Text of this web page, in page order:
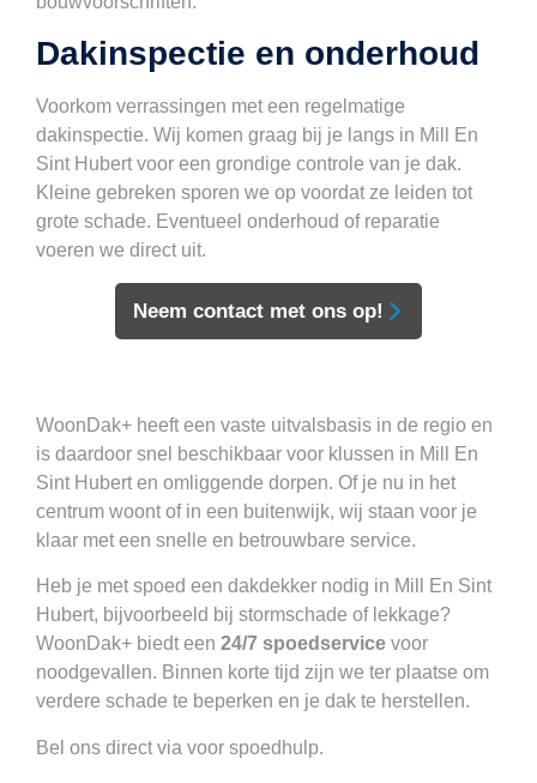
Dakinspectie en onderhoud
Voorkom verrassingen met een regelmatige
dakinspectie. Wij komen graag bij je langs in Mill En
Sint Hubert voor een grondige controle van je dak.
Kleine gebreken sporen we op voordat ze leiden tot
grote schade. Eventueel onderhoud of reparatie
voeren we direct uit.
Neem contact met ons op!
WoonDak+ heeft een vaste uitvalsbasis in de regio en
is daardoor snel beschikbaar voor klussen in Mill En
Sint Hubert en omliggende dorpen. Of je nu in het
centrum woont of in een buitenwijk, wij staan voor je
klaar met een snelle en betrouwbare service.
Heb je met spoed een dakdekker nodig in Mill En Sint
Hubert, bijvoorbeeld bij stormschade of lekkage?
WoonDak+ biedt een 24/7 spoedservice voor
noodgevallen. Binnen korte tijd zijn we ter plaatse om
verdere schade te beperken en je dak te herstellen.
Bel ons direct via voor spoedhulp.